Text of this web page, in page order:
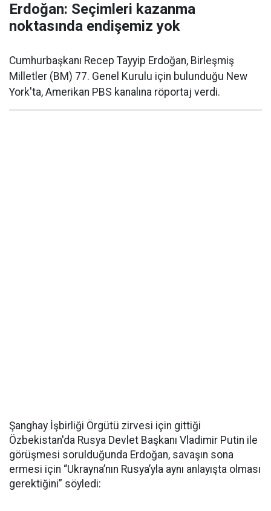
E rdoğan: Seçimleri kazanma
noktasında endişemiz yok
Cumhurbaşkanı Recep Tayyip Erdoğan, Birleşmiş
Milletler (BM) 77. Genel Kurulu için bulunduğu New
York'ta, Amerikan PBS kanalına röportaj verdi.
Şanghay İşbirliği Örgütü zirvesi için gittiği
Özbekistan'da Rusya Devlet Başkanı Vladimir Putin ile
görüşmesi sorulduğunda Erdoğan, savaşın sona
ermesi için “Ukrayna’nın Rusya’yla aynı anlayışta olması
gerektiğini” söyledi: